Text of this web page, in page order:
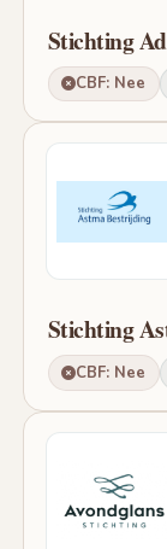
Stichting
CBF: Nee
Stichting
CBF: Nee